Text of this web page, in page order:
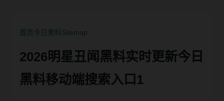
首页今日黑料Sitemap
2026明星丑闻黑料实时更新今日
黑料移动端搜索入口1